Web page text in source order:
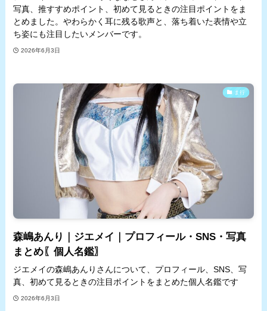
写真、推すすめポイント、初めて見るときの注目ポイントをま
とめました。やわらかく耳に残る歌声と、落ち着いた表情や立
ち姿にも注目したいメンバーです。
2026年6月3日
ま行
森嶋あんり｜ジエメイ｜プロフィール・SNS・写真
まとめ〖個人名鑑〗
ジエメイの森嶋あんりさんについて、プロフィール、SNS、写
真、初めて見るときの注目ポイントをまとめた個人名鑑です
2026年6月3日